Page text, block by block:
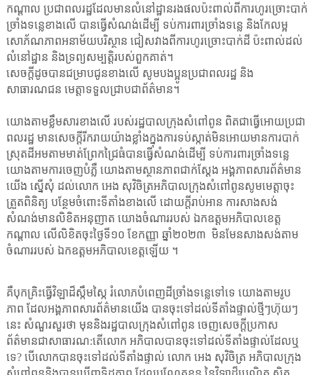
កណ្តាល ប្រជាពលរដ្ឋដែលមានលំនៅដ្ឋានរងផលប៉ះពាល់ពីការហូរច្រោះបាក់
ច្រាំងទន្លេខាងលើ បានធ្វើសំណង់ដើម្បី ទប់ការពារច្រាំងទន្លេ និងកែលម្អ
សោភ័ណភាពអនាម័យបរិស្ថាន ជៀសវាងពីការហូរច្រោះបាក់ដី ប៉ះពាល់ដល់
លំនៅដ្ឋាន និងទ្រព្យសម្បត្តិរបស់ពួកគាត់។
សេចក្តីដូចបានជម្រាបជូនខាងលើ សូមបងប្អូនប្រជាពលរដ្ឋ និង
សាធារណជន មេត្តាទទួលជ្រាបជាព័ត៌មាន។
យោងតាមខ្លឹមសារខាងលើ របស់រដ្ឋបាលក្រុងសំពៅពូន ពិតជាធ្វើអោយប្រជា
ពលរដ្ឋ មានសេចក្តីរីករាយយ៉ាងខ្លាំងក្នុងការទប់ស្កាត់មិនអោយមានការបាក់
ស្រុតដីអមតាមមាត់ព្រែកជ្រៃធំបានធ្វើសំណង់ដើម្បី ទប់ការពារច្រាំងទន្លេ
យោងតាមការចេញបំភ្លឺ យោងតាមស្ថានភាពជាក់ស្តែង អង្គភាពសារព័ត៌មាន
យើង ស្នើសុំ ដល់លោក អេង សុវិចិត្រអភិបាលក្រុងសំពៅពូនសូមមេត្តាចុះ
ត្រួតពិនិត្យ បន្ថែមចំពោះទីតាំងខាងលើ ដោយក្តីរាប់អាន ការសាងសង់
សំណង់មានលិខិតអនុញាត យោងចំណាររបស់ ឯកឧត្តមអភិបាលខេត្ត
កណ្តាល លើលិខិតចុះថ្ងៃទី១០ ខែកញ្ញា ឆ្នាំ២០២៣ មិនមែនសាងសង់តាម
ចំណាររបស់ ឯកឧត្តមអភិបាលខេត្តឡើយ ។
គឺបុកគ្រិះធ្វើវិឡាដ៏ស្កឹមស្កៃ រំលោភបំពេញដីច្រាំងទន្លេទៅទេ យោងតាមរូប
ភាព ដែលអង្គភាពសារព័ត៌មានយើង បានចុះទៅដល់ទីតាំងផ្ទាល់ថ្មីៗហ៊ុយៗ
នេះ សំណួរសួរថា មុននិងរដ្ឋបាលក្រុងសំពៅពូន ចេញសេចក្តីប្រកាស
ព័ត៌មានជាសាធារណ:តើលោក អភិបាលបានចុះទៅដល់ទីតាំងផ្ទាល់ដែលឬ
ទេ? បើលោកបានចុះទៅដល់ទីតាំងផ្ទាល់ លោក អេង សុវិចិត្រ អភិបាលក្រុង